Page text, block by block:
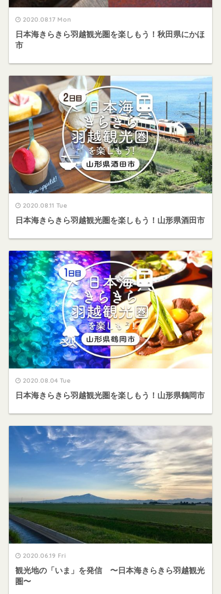
2020.08.17 Mon
日本海きらきら羽越観光圏を楽しもう！秋田県にかほ
市
2020.08.11 Tue
日本海きらきら羽越観光圏を楽しもう！山形県酒田市
2020.08.04 Tue
日本海きらきら羽越観光圏を楽しもう！山形県鶴岡市
2020.06.19 Fri
観光地の「いま」を発信 〜日本海きらきら羽越観光
圏〜